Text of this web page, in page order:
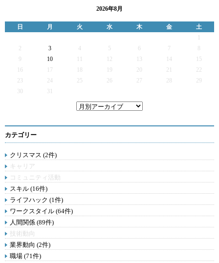
2026年8月
日 月 火 水 木 金
土
2
3 4 5 6 7
9
10 12 13 14
15
16
17 19 20 21
22
23
24 25 26 27 28
29
30
31
カテゴリー
クリスマス (2件)
キャリア
コミュニティ活動
スキル (16件)
ライフハック (1件)
ワークスタイル (64件)
人間関係 (89件)
技術動向
業界動向 (2件)
職場 (71件)